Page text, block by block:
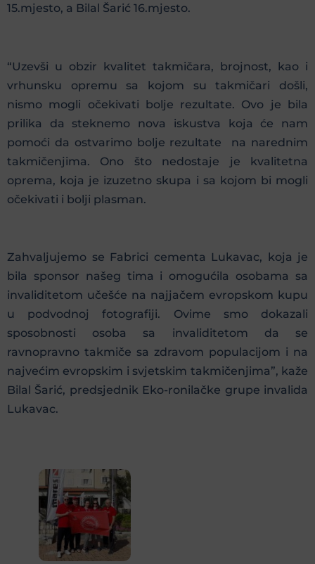
15.mjesto, a Bilal Šarić 16.mjesto.
“Uzevši u obzir kvalitet takmičara, brojnost, kao i
vrhunsku opremu sa kojom su takmičari došli,
nismo mogli očekivati bolje rezultate. Ovo je bila
prilika da steknemo nova iskustva koja će nam
pomoći da ostvarimo bolje rezultate na narednim
takmičenjima. Ono što nedostaje je kvalitetna
oprema, koja je izuzetno skupa i sa kojom bi mogli
očekivati i bolji plasman.
Zahvaljujemo se Fabrici cementa Lukavac, koja je
bila sponsor našeg tima i omogućila osobama sa
invaliditetom učešće na najjačem evropskom kupu
u podvodnoj fotografiji. Ovime smo dokazali
sposobnosti osoba sa invaliditetom da se
ravnopravno takmiče sa zdravom populacijom i na
najvećim evropskim i svjetskim takmičenjima”, kaže
Bilal Šarić, predsjednik Eko-ronilačke grupe invalida
Lukavac.